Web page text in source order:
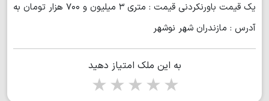
یک قیمت باورنکردنی قیمت : متری ۳ میلیون و ۷۰۰ هزار تومان به
آدرس : مازندران شهر نوشهر
به این ملک امتیاز دهید
5 stars
4 stars
3 stars
2 stars